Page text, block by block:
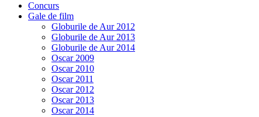
Concurs
Gale de film
Globurile de Aur 2012
Globurile de Aur 2013
Globurile de Aur 2014
Oscar 2009
Oscar 2010
Oscar 2011
Oscar 2012
Oscar 2013
Oscar 2014